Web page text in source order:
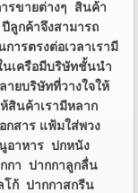
รขายต่างๆ สินค้า
ลูกค้าจึงสามารถ
ารตรงต่อเวลาเรามี
นเครือมีบริษัทชั้นนำ
ายบริษัทที่วางใจให้
สินค้าเรามีหลาก
สาร แฟ้มใส่พวง
อาหาร ปกหนัง
กา ปากกาลูกลื่น
โก้ ปากกาสกรีน